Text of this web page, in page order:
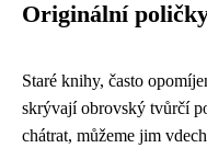
Originální
Staré knihy, často
skrývají obrovský tvůrčí
chátrat, můžeme jim